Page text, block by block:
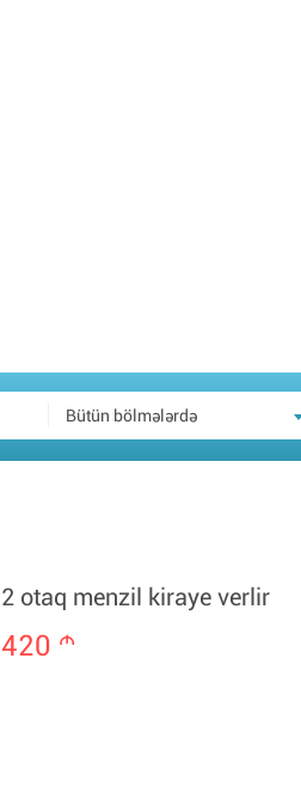
Bütün bölmələrdə
2 otaq menzil kiraye verlir
420 m